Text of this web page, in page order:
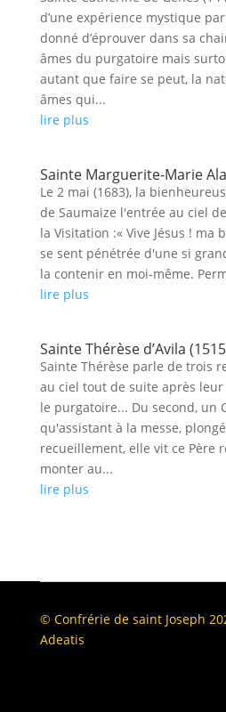
d’une expérience mystique
donné d’éprouver dans sa
âmes du purgatoire mais
autant que faire se peut, la
âmes qui...
lire plus
Sainte Marguerite-Marie
Le 2 mai (1683), la
de Saumaize l'entrée au ciel
la Visitation :« Vive Jésus ! ma
se sent pénétrée d'une si
la contenir en moi-même.
lire plus
Sainte Thérèse d’Avila
Sainte Thérèse parle de trois
au ciel tout de suite après
le purgatoire... Du second, un
qu'assistant à la messe,
recueillement, elle vit ce Père
monter au...
lire plus
© Confrérie de saint Joseph
Adeatis